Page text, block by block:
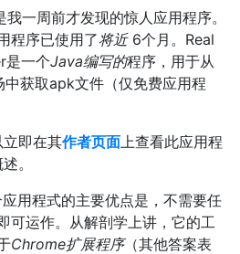
我一周前才发现的惊人应用程序。
程序已使用了将近6个月。Real
是一个Java编写的程序，用于从
获取apk文件（仅免费应用程
即在其作者页面 上查看此应用程
。
用程式的主要优点是，不需要任
可运作。从解剖学上讲，它的工
Chrome扩展程序（其他答案表